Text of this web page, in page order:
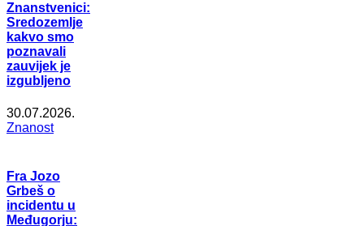
Znanstvenici:
Sredozemlje
kakvo smo
poznavali
zauvijek je
izgubljeno
30.07.2026.
Znanost
Fra Jozo
Grbeš o
incidentu u
Međugorju: